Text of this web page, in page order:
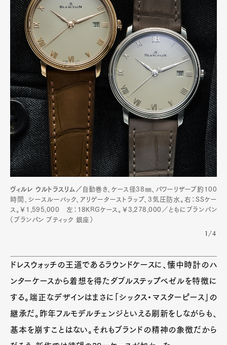
ヴィルレ ウルトラスリム／ 自動巻き、ケース径38㎜、パワーリザーブ約100
時間、シースルーバック、アリゲーターストラップ、3気圧防水。右：SSケー
ス。￥1,595,000 左：18KRGケース。￥3,278,000／ともにブランパン
（ブランパン ブティック 銀座）
1/4
ドレスウォッチの王道であるラウンドケースに、懐中時計のハ
ンターケースから着想を得たダブルステップベゼルを特徴に
する。端正なデザインはまさに「シックス・マスターピース」の
継承だ。昨年フルモデルチェンジといえる刷新をしながらも、
基本を崩すことはない。それもブランドの精神の象徴だから